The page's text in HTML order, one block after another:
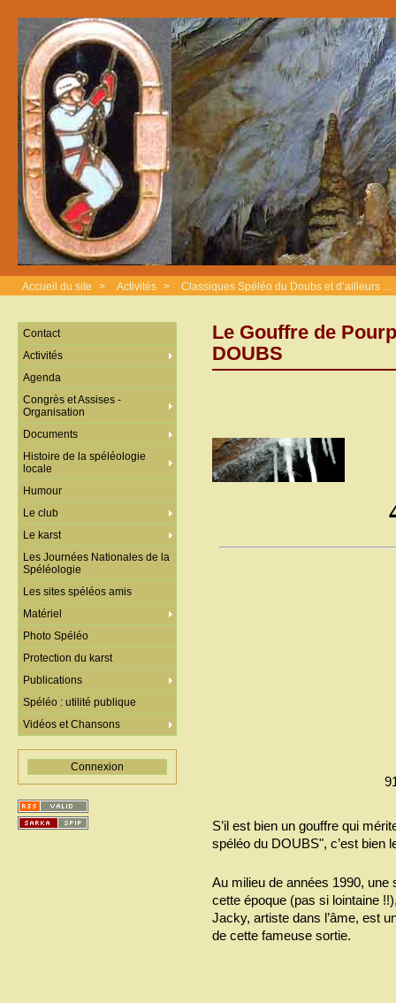
Accueil du site > Activités > Classiques Spéléo du Doubs et d’ailleurs ...
Le Gouffre de
DOUBS
S’il est bien un gouffre qui
spéléo du DOUBS", c’est bien
Au milieu de années 1990, une
cette époque (pas si lointaine
Jacky, artiste dans l’âme, est
de cette fameuse sortie.
Contact
Activités
Agenda
Congrès et Assises -
Organisation
Documents
Histoire de la spéléologie
locale
Humour
Le club
Le karst
Les Journées Nationales de la
Spéléologie
Les sites spéléos amis
Matériel
Photo Spéléo
Protection du karst
Publications
Spéléo : utilité publique
Vidéos et Chansons
Connexion